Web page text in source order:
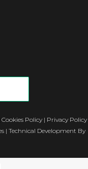
Cookies Policy | Privacy Policy
| Technical Development By